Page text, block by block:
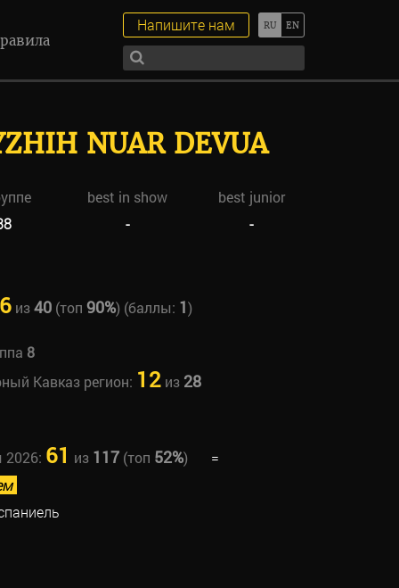
Напишите нам
NUAR DEVUA
best in show
best junior
- -
из40(топ 90%) (баллы: 1)
8
Кавказ регион: 12из 28
2026: 61 из 117(топ 52%)
=